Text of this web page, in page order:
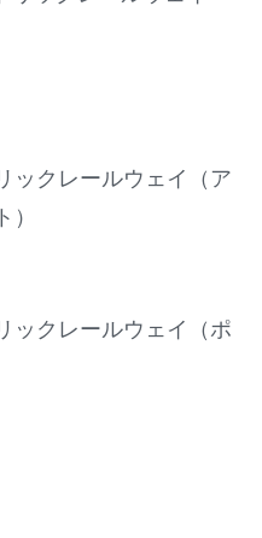
ックレールウェイ（ア
ックレールウェイ（ポ